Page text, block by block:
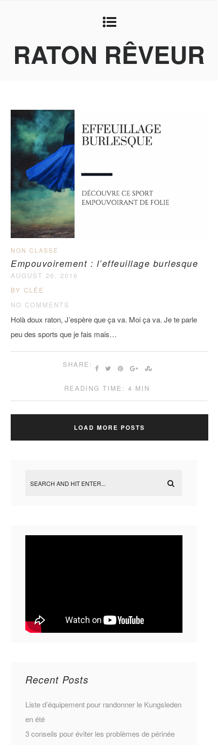
RATON RÊVEUR
NON CLASSÉ
Empouvoirement : l’effeuillage burlesque
AUGUST 26, 2019
BY CLÉE
NO COMMENTS
Holà doux raton, J’espère que ça va. Moi ça va. Je te parle
peu des sports que je fais mais…
SHARE:
READING TIME: 4 MIN
LOAD MORE POSTS
Recent Posts
Liste d’équipement pour randonner le Kungsleden
en été
3 conseils pour éviter les problèmes de périnée